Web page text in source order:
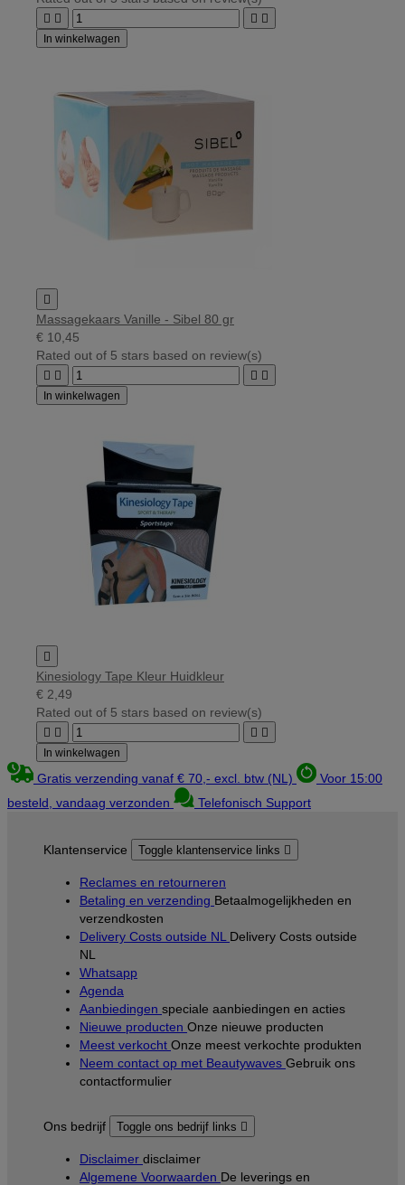
   
In winkelwagen

Massagekaars Vanille - Sibel 80 gr
€ 10,45
Rated out of 5 stars based on review(s)
   
In winkelwagen

Kinesiology Tape Kleur Huidkleur
€ 2,49
Rated out of 5 stars based on review(s)
   
In winkelwagen
Gratis verzending vanaf € 70,- excl. btw (NL)
Voor 15:00
besteld, vandaag verzonden
Telefonisch Support
Klantenservice Toggle klantenservice links 
Reclames en retourneren
Betaling en verzending Betaalmogelijkheden en
verzendkosten
Delivery Costs outside NL Delivery Costs outside
NL
Whatsapp
Agenda
Aanbiedingen speciale aanbiedingen en acties
Nieuwe producten Onze nieuwe producten
Meest verkocht Onze meest verkochte produkten
Neem contact op met Beautywaves Gebruik ons
contactformulier
Ons bedrijf Toggle ons bedrijf links 
Disclaimer disclaimer
Algemene Voorwaarden De leverings en